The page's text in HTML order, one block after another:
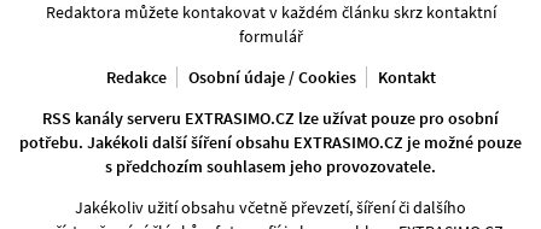
Redaktora můžete kontakovat v každém článku skrz kontaktní
formulář
Redakce
Osobní údaje / Cookies
Kontakt
RSS kanály serveru EXTRASIMO.CZ lze užívat pouze pro osobní
potřebu. Jakékoli další šíření obsahu EXTRASIMO.CZ je možné pouze
s předchozím souhlasem jeho provozovatele.
Jakékoliv užití obsahu včetně převzetí, šíření či dalšího